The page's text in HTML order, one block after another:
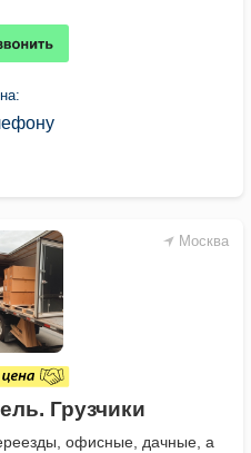
Москва
Грузчики
офисные, дачные, а